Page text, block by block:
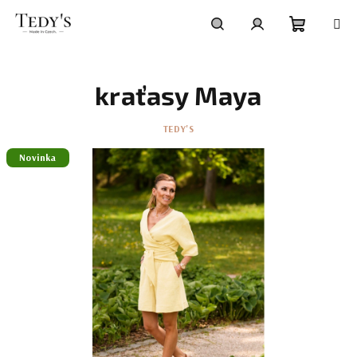
r
a
kraťasy Maya
TEDY'S
Novinka